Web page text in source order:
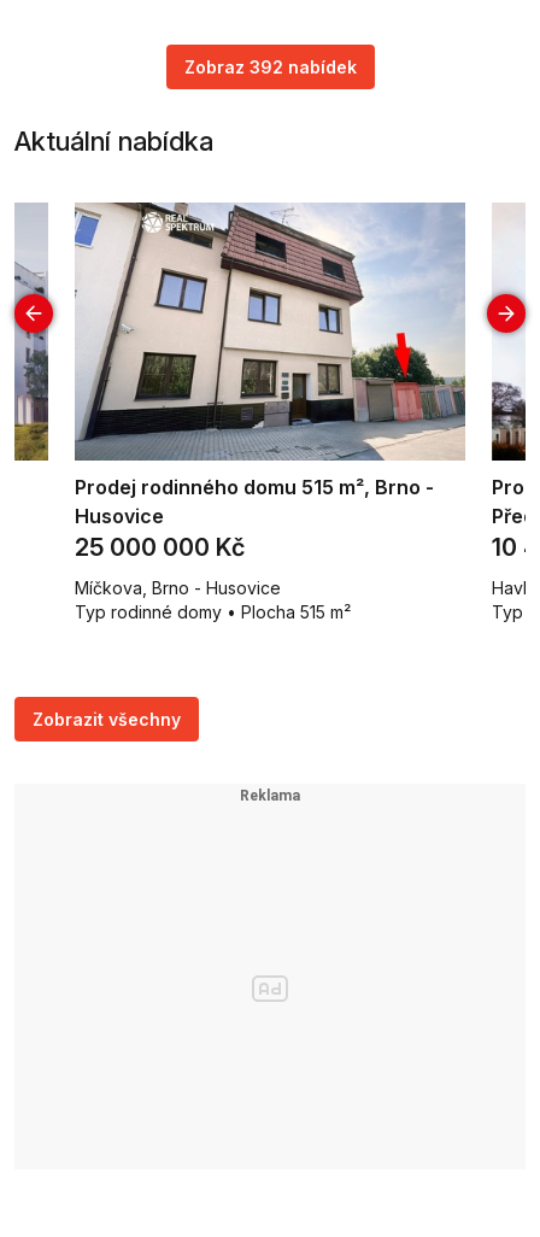
Zobraz 392 nabídek
Aktuální nabídka
Prodej rodinného domu 515 m², Brno -
Husovice
25 000 000 Kč
Míčkova, Brno - Husovice
Typ rodinné domy • Plocha 515 m²
10
Typ
Zobrazit všechny